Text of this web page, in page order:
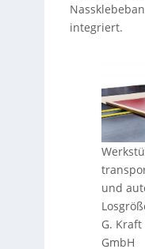
integriert.
und
G.
GmbH